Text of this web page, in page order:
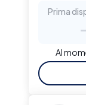
Prima
-
Al